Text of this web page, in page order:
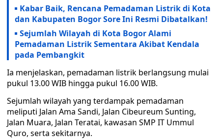
Kabar Baik, Rencana Pemadaman Listrik di Kota
dan Kabupaten Bogor Sore Ini Resmi Dibatalkan!
Sejumlah Wilayah di Kota Bogor Alami
Pemadaman Listrik Sementara Akibat Kendala
pada Pembangkit
Ia menjelaskan, pemadaman listrik berlangsung mulai
pukul 13.00 WIB hingga pukul 16.00 WIB.
Sejumlah wilayah yang terdampak pemadaman
meliputi Jalan Ama Sandi, Jalan Cibeureum Sunting,
Jalan Muara, Jalan Teratai, kawasan SMP IT Ummul
Quro, serta sekitarnya.